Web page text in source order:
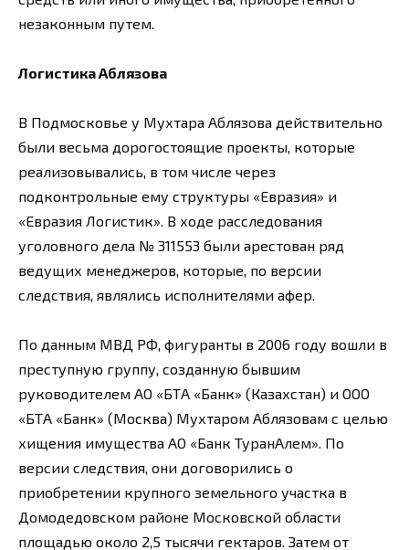
незаконным путем.
Логистика Аблязова
В Подмосковье у Мухтара Аблязова действительно
были весьма дорогостоящие проекты, которые
реализовывались, в том числе через
подконтрольные ему структуры «Евразия» и
«Евразия Логистик». В ходе расследования
уголовного дела № 311553 были арестован ряд
ведущих менеджеров, которые, по версии
следствия, являлись исполнителями афер.
По данным МВД РФ, фигуранты в 2006 году вошли в
преступную группу, созданную бывшим
руководителем АО «БТА «Банк» (Казахстан) и ООО
«БТА «Банк» (Москва) Мухтаром Аблязовам с целью
хищения имущества АО «Банк ТуранАлем». По
версии следствия, они договорились о
приобретении крупного земельного участка в
Домодедовском районе Московской области
площадью около 2,5 тысячи гектаров. Затем от